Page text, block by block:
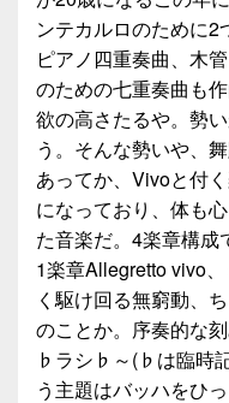
ンテカルロのために2
ピアノ四重奏曲、木
のための七重奏曲も
欲の高さたるや。勢
う。そんな勢いや、
あってか、Vivoと付
になっており、体も
た音楽だ。4楽章構成
1楽章Allegretto vivo
く駆け回る無窮動、
のことか。序奏的な
♭ラシ♭～(♭は臨時
う主題はバッハをひ